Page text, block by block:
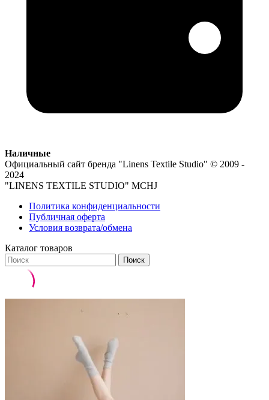
Наличные
Официальный сайт бренда "Linens Textile Studio" © 2009 -
2024
"LINENS TEXTILE STUDIO" MCHJ
Политика конфиденциальности
Публичная оферта
Условия возврата/обмена
Каталог товаров
Поиск